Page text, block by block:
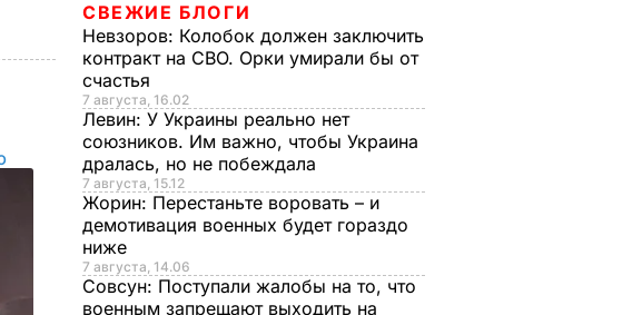
СВЕЖИЕ БЛОГИ
Невзоров: Колобок должен заключить
контракт на СВО. Орки умирали бы от
счастья
7 августа, 16.02
Левин: У Украины реально нет
союзников. Им важно, чтобы Украина
дралась, но не побеждала
7 августа, 15.12
Жорин: Перестаньте воровать – и
демотивация военных будет гораздо
ниже
7 августа, 14.06
Совсун: Поступали жалобы на то, что
военным запрещают выходить на